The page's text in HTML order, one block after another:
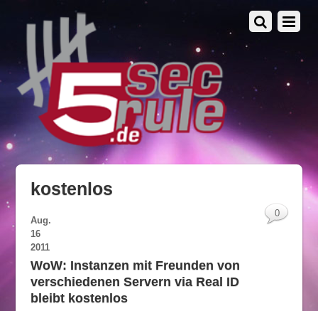
kostenlos
Aug.
16
2011
WoW: Instanzen mit Freunden von
verschiedenen Servern via Real ID
bleibt kostenlos
0